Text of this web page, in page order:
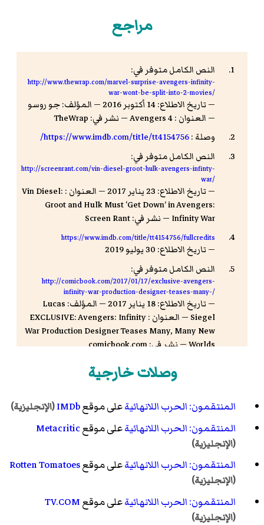
مراجع
النص الكامل متوفر في:
http://www.thewrap.com/marvel-surprise-avengers-infinity-
war-wont-be-split-into-2-movies/
— تاريخ الاطلاع: 14 أكتوبر 2016 — المؤلف: جو روسو
— العنوان : Avengers 4 — نشر في: TheWrap
وصلة :https://www.imdb.com/title/tt4154756/
النص الكامل متوفر في:
http://screenrant.com/vin-diesel-groot-hulk-avengers-infinty-
war/
— تاريخ الاطلاع: 23 يناير 2017 — العنوان : Vin Diesel:
Groot and Hulk Must ‘Get Down’ in Avengers:
Infinity War — نشر في: Screen Rant
https://www.imdb.com/title/tt4154756/fullcredits
— تاريخ الاطلاع: 30 يوليو 2019
النص الكامل متوفر في:
http://comicbook.com/2017/01/17/exclusive-avengers-
infinity-war-production-designer-teases-many-/
— تاريخ الاطلاع: 18 يناير 2017 — المؤلف: Lucas
Siegel — العنوان : EXCLUSIVE: Avengers: Infinity
War Production Designer Teases Many, Many New
Worlds — نشر في: comicbook.com
Dan Auty (April 27, 2018).
"Marvel's Avengers:
Infinity War Reviews Roundup -- What Are The
أبريل 2018
.
"خلال أيام فقط.. فيلم يحقق عائدات بـ 1.2 مليار دولار"
سكاي نيوز عربية
. مؤرشف من الأصل في 12 ديسمبر 2019
Fight Side By Side in 'Avengers: Infinity War".News |
Marvel.com
أبريل 2018
"Marvel Announces BLACK PANTHER, CAPTAIN
وصلات خارجية
المنتقمون: الحرب اللانهائيةعلى موقعIMDb(الإنجليزية)
المنتقمون: الحرب اللانهائيةعلى موقعMetacritic
(الإنجليزية)
المنتقمون: الحرب اللانهائيةعلى موقعRotten Tomatoes
(الإنجليزية)
المنتقمون: الحرب اللانهائيةعلى موقعTV.COM
(الإنجليزية)